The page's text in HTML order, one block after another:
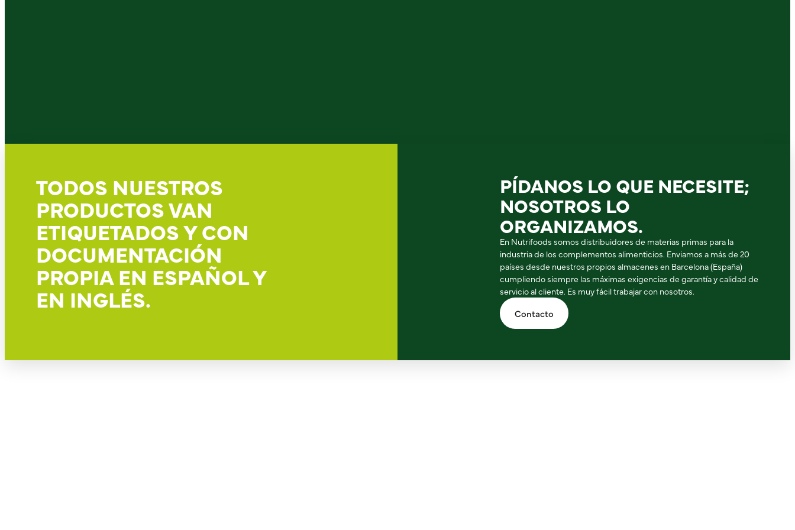
TODOS NUESTROS
PRODUCTOS VAN
ETIQUETADOS Y CON
DOCUMENTACIÓN
PROPIA EN ESPAÑOL Y
EN INGLÉS.
PÍDANOS LO QUE NECESITE;
NOSOTROS LO
ORGANIZAMOS.
En Nutrifoods somos distribuidores de materias primas para la
industria de los complementos alimenticios. Enviamos a más de 20
países desde nuestros propios almacenes en Barcelona (España)
cumpliendo siempre las máximas exigencias de garantía y calidad de
servicio al cliente. Es muy fácil trabajar con nosotros.
Contacto